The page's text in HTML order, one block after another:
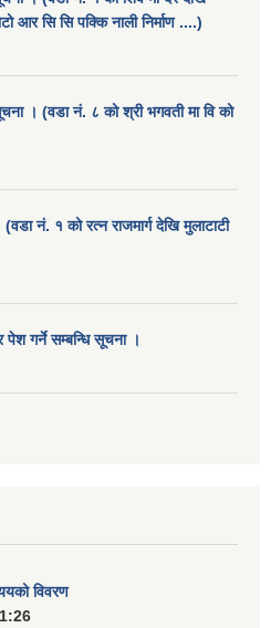
आर सि सि पक्कि नाली निर्माण ....)
। (वडा नं. ८ को श्री भगवती मा वि को
नं. १ को रत्न राजमार्ग देखि मुलाटाटी
पेश गर्ने सम्बन्धि सूचना ।
विवरण